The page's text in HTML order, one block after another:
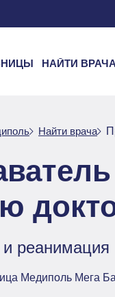
НАЙТИ ВРАЧА
Найти врача
и реанимация
Медиполь Мега